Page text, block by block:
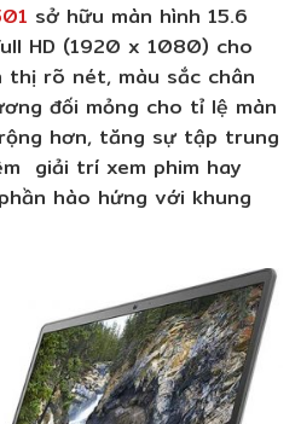
sở hữu màn hình 15.6
HD (1920 x 1080) cho
thị rõ nét, màu sắc chân
đối mỏng cho tỉ lệ màn
hơn, tăng sự tập trung
giải trí xem phim hay
hào hứng với khung